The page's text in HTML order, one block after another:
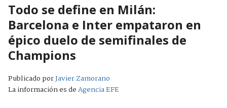
Todo se define en Milán:
Barcelona e Inter empataron en
épico duelo de semifinales de
Champions
Publicado porJavier Zamorano
La información es deAgencia EFE